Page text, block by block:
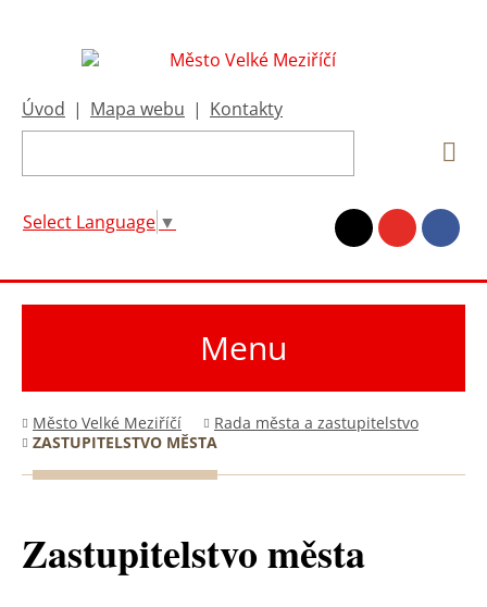
Úvod | Mapa webu | Kontakty
Select Language ▼
Menu
Město Velké Meziříčí
Rada města a zastupitelstvo
ZASTUPITELSTVO MĚSTA
Zastupitelstvo města